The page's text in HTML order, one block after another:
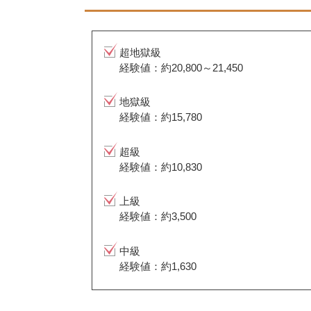
超地獄級
経験値：約20,800～21,450
地獄級
経験値：約15,780
超級
経験値：約10,830
上級
経験値：約3,500
中級
経験値：約1,630